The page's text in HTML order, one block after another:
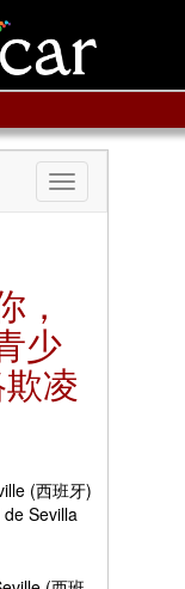
Toggle
navigation
，
少
凌
(西班牙)
Sevilla